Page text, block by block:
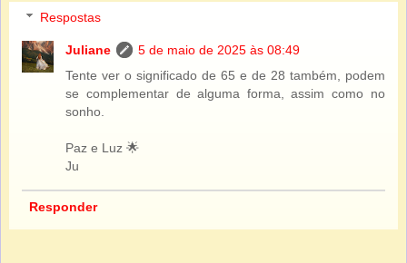
Respostas
Juliane
5 de maio de 2025 às 08:49
Tente ver o significado de 65 e de 28 também, podem
se complementar de alguma forma, assim como no
sonho.
Paz e Luz 🌟​
Ju
Responder